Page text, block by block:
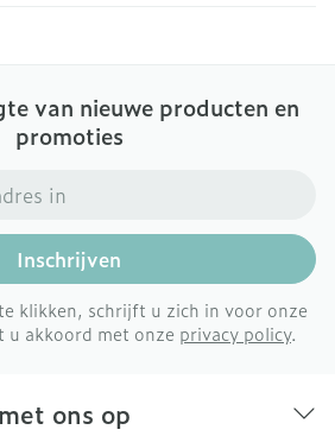
van nieuwe producten en
promoties
Inschrijven
klikken, schrijft u zich in voor onze
u akkoord met onze privacy policy.
ons op